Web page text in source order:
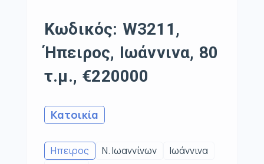
Κωδικός: W3211,
Ήπειρος, Ιωάννινα, 80
τ.μ., €220000
Κατοικία
Ηπειρος Ν. Ιωαννίνων
Ιωάννινα